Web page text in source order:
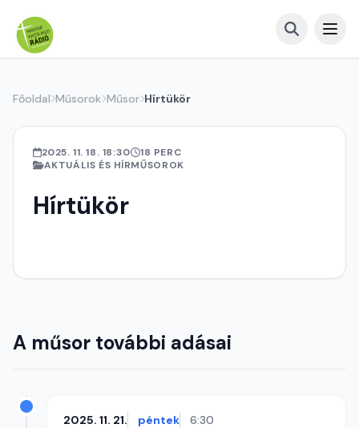
Főoldal Műsorok Műsor Hírtükör
2025. 11. 18. 18:30
18 PERC
AKTUÁLIS ÉS HÍRMŰSOROK
Hírtükör
A műsor további adásai
2025. 11. 21. péntek 6:30